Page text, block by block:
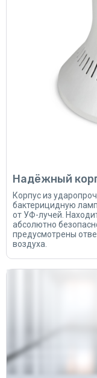
Надёжный
Корпус из
бактерицидную
от УФ-лучей.
абсолютно
предусмотрены
воздуха.